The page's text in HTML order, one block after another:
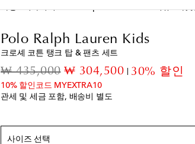
Polo Ralph Lauren Kids
크로셰 코튼 탱크 탑 & 팬츠 세트
₩ 435,000original price
₩ 304,500discount price
30% 할인
10% 할인코드 MYEXTRA10
관세 및 세금 포함, 배송비 별도
사이즈 선택
정사이즈
S / Y 7 품절 임박
XL / Y 12-14